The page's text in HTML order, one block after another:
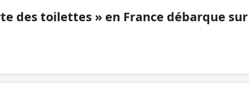
des toilettes » en France débarque sur